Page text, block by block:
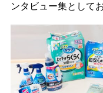
ンタビュー集として